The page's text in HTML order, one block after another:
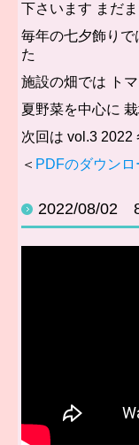
下さいます まだ
毎年の七夕飾りで
た
施設の畑では ト
夏野菜を中心に
次回は vol.3 2022
＜ PDFのダウン
2022/08/02